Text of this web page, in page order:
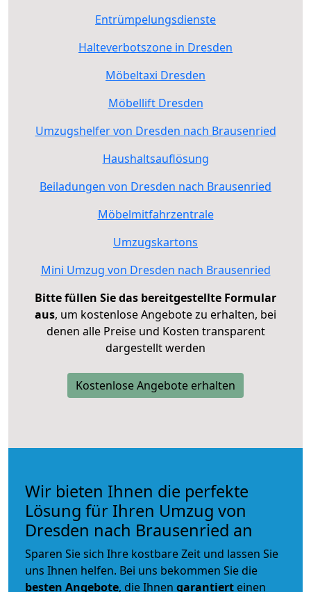
Entrümpelungsdienste
Halteverbotszone in Dresden
Möbeltaxi Dresden
Möbellift Dresden
Umzugshelfer von Dresden nach Brausenried
Haushaltsauflösung
Beiladungen von Dresden nach Brausenried
Möbelmitfahrzentrale
Umzugskartons
Mini Umzug von Dresden nach Brausenried
Bitte füllen Sie das bereitgestellte Formular
aus, um kostenlose Angebote zu erhalten, bei
denen alle Preise und Kosten transparent
dargestellt werden
Kostenlose Angebote erhalten
Wir bieten Ihnen die perfekte
Lösung für Ihren Umzug von
Dresden nach Brausenried an
Sparen Sie sich Ihre kostbare Zeit und lassen Sie
uns Ihnen helfen. Bei uns bekommen Sie die
besten Angebote, die Ihnen garantiert einen